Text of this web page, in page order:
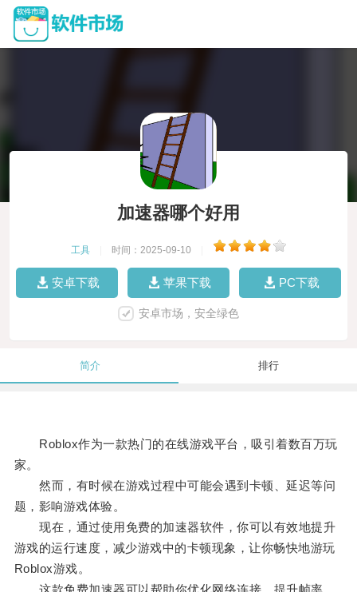
加速器哪个好用
工具 时间：2025-09-10
安卓下载 苹果下载 PC下载
安卓市场，安全绿色
简介 排行
Roblox作为一款热门的在线游戏平台，吸引着数百万玩
家。
然而，有时候在游戏过程中可能会遇到卡顿、延迟等问
题，影响游戏体验。
现在，通过使用免费的加速器软件，你可以有效地提升
游戏的运行速度，减少游戏中的卡顿现象，让你畅快地游玩
Roblox游戏。